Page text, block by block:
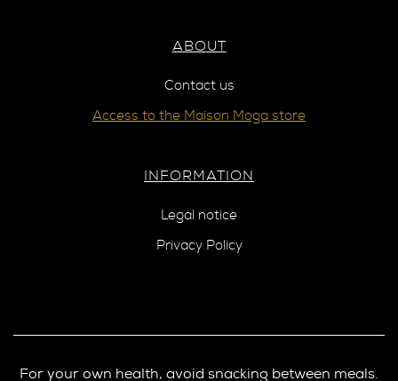
ABOUT
Contact us
Access to the Maison Moga store
INFORMATION
Legal notice
Privacy Policy
For your own health, avoid snacking between meals.